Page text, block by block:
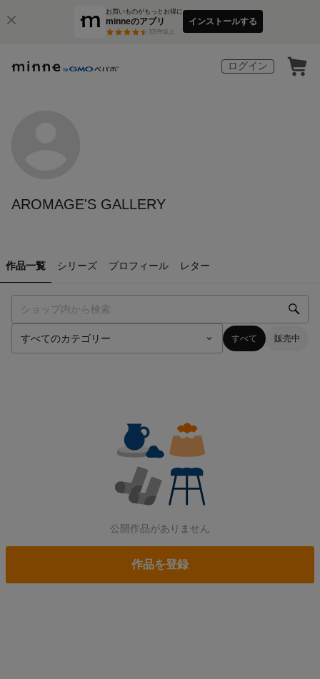
お買いものがもっとお得に
minneのアプリ
3万件以上
インストールする
ログイン
AROMAGE'S GALLERY
作品一覧 シリーズ プロフィール レター
すべて 販売中
公開作品がありません
作品を登録